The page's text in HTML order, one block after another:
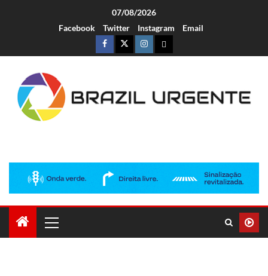
07/08/2026
Facebook
Twitter Instagram Email